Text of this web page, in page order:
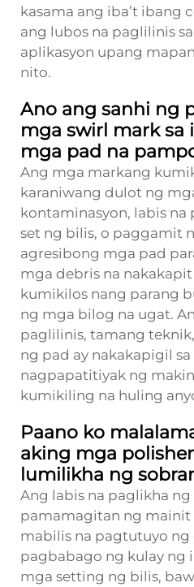
kasama ang iba’t ibang
ang lubos na paglilinis
aplikasyon upang
nito.
Ano ang sanhi ng
mga swirl mark sa
mga pad na
Ang mga markang
karaniwang dulot ng
kontaminasyon, labis na
set ng bilis, o paggamit
agresibong mga pad
mga debris na
kumikilos nang parang
ng mga bilog na ugat.
paglilinis, tamang
ng pad ay nakakapigil
nagpapatitiyak ng
kumikiling na huling
Paano ko
aking mga
lumilikha ng
Ang labis na paglikha
pamamagitan ng mainit
mabilis na pagtutuyo
pagbabago ng kulay ng
mga setting ng bilis,